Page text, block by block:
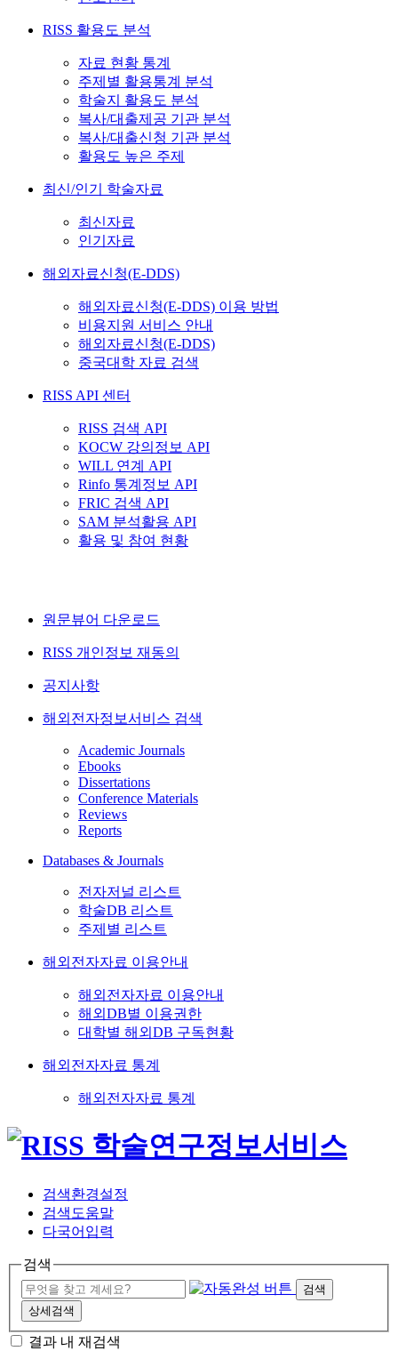
RISS 활용도 분석
자료 현황 통계
주제별 활용통계 분석
학술지 활용도 분석
복사/대출제공 기관 분석
복사/대출신청 기관 분석
활용도 높은 주제
최신/인기 학술자료
최신자료
인기자료
해외자료신청(E-DDS)
해외자료신청(E-DDS) 이용 방법
비용지원 서비스 안내
해외자료신청(E-DDS)
중국대학 자료 검색
RISS API 센터
RISS 검색 API
KOCW 강의정보 API
WILL 연계 API
Rinfo 통계정보 API
FRIC 검색 API
SAM 분석활용 API
활용 및 참여 현황
원문뷰어 다운로드
RISS 개인정보 재동의
공지사항
해외전자정보서비스 검색
Academic Journals
Ebooks
Dissertations
Conference Materials
Reviews
Reports
Databases & Journals
전자저널 리스트
학술DB 리스트
주제별 리스트
해외전자자료 이용안내
해외전자자료 이용안내
해외DB별 이용권한
대학별 해외DB 구독현황
해외전자자료 통계
해외전자자료 통계
검색환경설정
검색도움말
다국어입력
검색
검색
상세검색
결과 내 재검색